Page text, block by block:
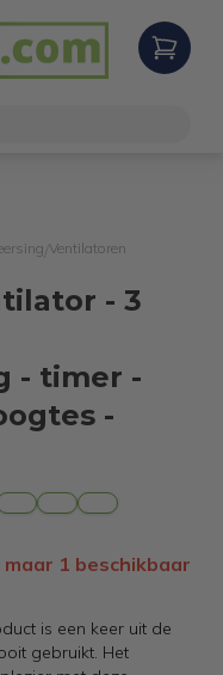
Ventilatoren
- 3
- timer -
-
maar 1 beschikbaar
is een keer uit de
gebruikt. Het